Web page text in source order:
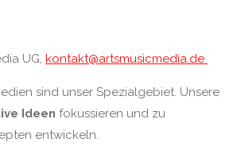
UG, kontakt@artsmusicmedia.de
sind unser Spezialgebiet. Unsere
Ideen fokussieren und zu
entwickeln.